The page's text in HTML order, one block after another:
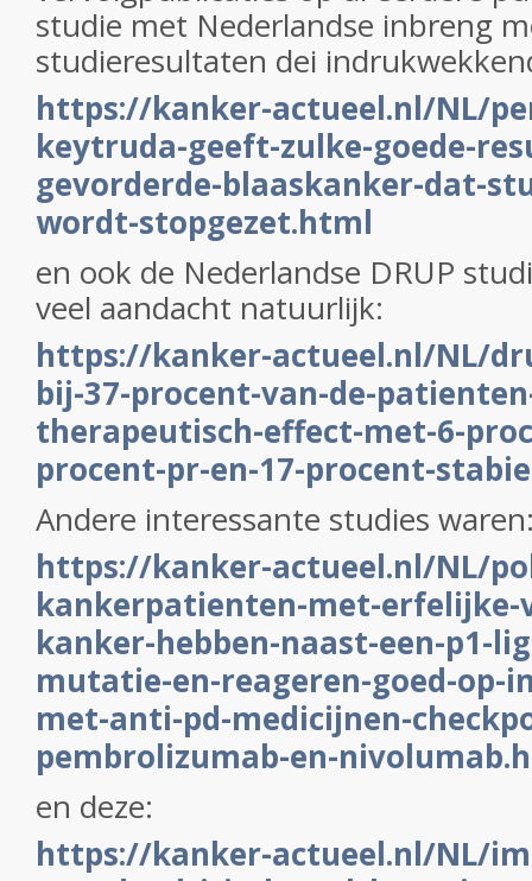
studie met Nederlandse inbreng
studieresultaten dei
https://kanker-actueel.nl/NL/
keytruda-geeft-zulke-goede-
gevorderde-blaaskanker-dat-
wordt-stopgezet.html
en ook de Nederlandse DRUP
veel aandacht natuurlijk:
https://kanker-actueel.nl/NL/
bij-37-procent-van-de-
therapeutisch-effect-met-6-
procent-pr-en-17-procent-
Andere interessante studies
https://kanker-actueel.nl/NL/
kankerpatienten-met-erfelijke-
kanker-hebben-naast-een-p1-
mutatie-en-reageren-goed-op-
met-anti-pd-medicijnen-
pembrolizumab-en-
en deze:
https://kanker-actueel.nl/NL/